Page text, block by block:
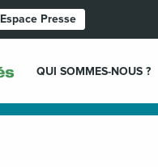
Espace Presse
QUI SOMMES-NOUS ?